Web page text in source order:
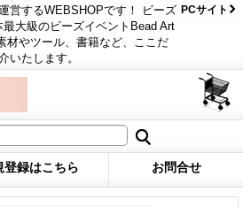
営するWEBSHOPです！ ビーズ
大級のビーズイベントBead Art
材やツール、書籍など、ここだ
いたします。
PCサイト
登録はこちら お問合せ